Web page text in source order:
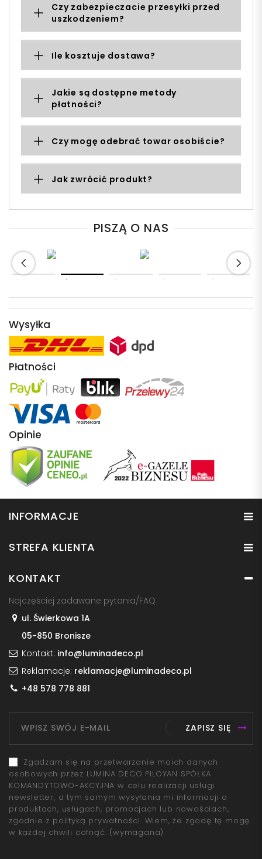
Czy zabezpieczacie przesyłki przed
uszkodzeniem?
Ile kosztuje dostawa?
Jakie są dostępne metody
płatności?
Czy mogę odebrać towar osobiście?
Jak zwrócić produkt?
PISZĄ O NAS
Wysyłka
Płatności
Opinie
INFORMACJE
STREFA KLIENTA
KONTAKT
Najczęściej zadawane pytania/FAQ
ul. Świerkowa 1A
05-850 Bronisze
Kontakt: info@luminadeco.pl
Reklamacje: reklamacje@luminadeco.pl
+48 578 778 881
ZAPISZ SIĘ
Zgadzam się na przetwarzanie moich danych
osobowych przez LUMINA DECO PILOYAN SPÓŁKA
KOMANDYTOWO-AKCYJNA w celu realizacji usługi
newsletter, a tym samym wysyłania mi informacji o
produktach, usługach, promocjach lub nowościach,
zgodnie z polityką prywatności. Wiem, że zgodę tę mogę
w każdej chwili cofnąć. (wymagana)